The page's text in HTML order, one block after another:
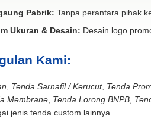
Pabrik: Tanpa perantara pihak
Ukuran & Desain: Desain logo
Kami:
Tenda Sarnafil / Kerucut, Tenda
Membrane, Tenda Lorong BNPB,
jenis tenda custom lainnya.